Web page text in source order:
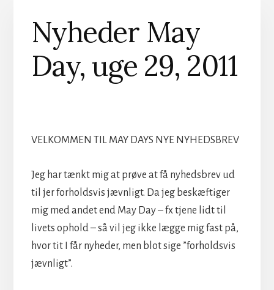
Nyheder May
Day, uge 29, 2011
VELKOMMEN TIL MAY DAYS NYE NYHEDSBREV
Jeg har tænkt mig at prøve at få nyhedsbrev ud
til jer forholdsvis jævnligt. Da jeg beskæftiger
mig med andet end May Day – fx tjene lidt til
livets ophold – så vil jeg ikke lægge mig fast på,
hvor tit I får nyheder, men blot sige ”forholdsvis
jævnligt”.